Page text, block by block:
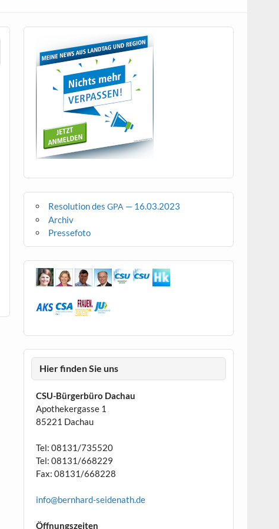
Resolution desGPA — 16.03.2023
Archiv
Pressefoto
Hier finden Sie uns
CSU-Bürgerbüro Dachau
Apothekergasse 1
85221 Dachau
Tel: 08131/735520
Tel: 08131/668229
Fax: 08131/668228
info@bernhard-seidenath.de
Öffnungszeiten